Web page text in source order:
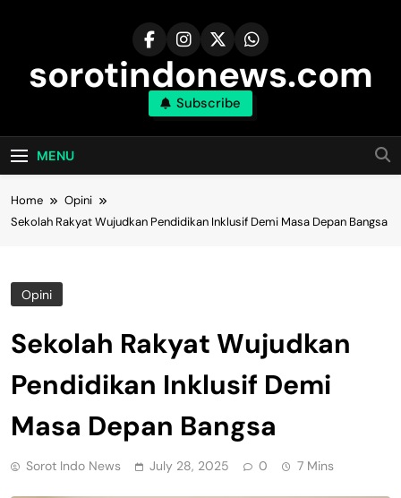
sorotindonews.com
Subscribe
MENU
Home
Opini
Sekolah Rakyat Wujudkan Pendidikan Inklusif Demi Masa Depan Bangsa
Opini
Sekolah Rakyat Wujudkan
Pendidikan Inklusif Demi
Masa Depan Bangsa
Sorot Indo News July 28, 2025 0 7 Mins